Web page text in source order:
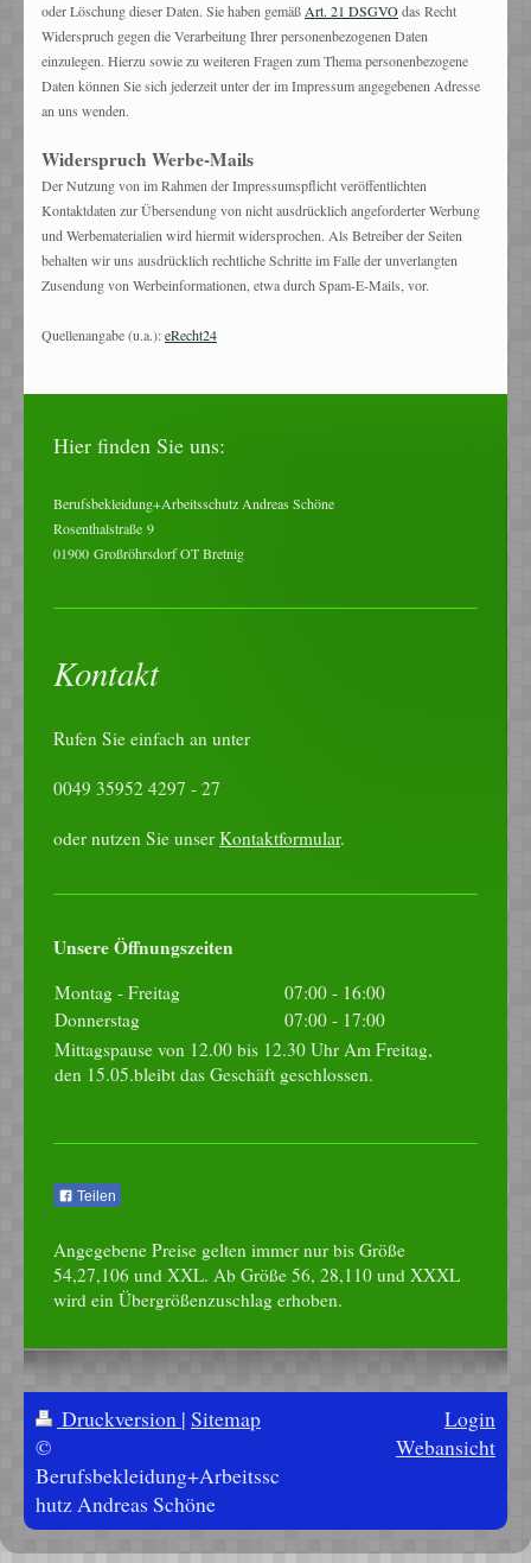
oder Löschung dieser Daten. Sie haben gemäß Art. 21 DSGVOdas Recht
Widerspruch gegen die Verarbeitung Ihrer personenbezogenen Daten
einzulegen. Hierzu sowie zu weiteren Fragen zum Thema personenbezogene
Daten können Sie sich jederzeit unter der im Impressum angegebenen Adresse
an uns wenden.
Widerspruch Werbe-Mails
Der Nutzung von im Rahmen der Impressumspflicht veröffentlichten
Kontaktdaten zur Übersendung von nicht ausdrücklich angeforderter Werbung
und Werbematerialien wird hiermit widersprochen. Als Betreiber der Seiten
behalten wir uns ausdrücklich rechtliche Schritte im Falle der unverlangten
Zusendung von Werbeinformationen, etwa durch Spam-E-Mails, vor.
Quellenangabe (u.a.):eRecht24
Hier finden Sie uns:
Berufsbekleidung+Arbeitsschutz Andreas Schöne
Rosenthalstraße 9
01900 Großröhrsdorf OT Bretnig
Kontakt
Rufen Sie einfach an unter
0049 35952 4297 - 27
oder nutzen Sie unser Kontaktformular.
Unsere Öffnungszeiten
Montag - Freitag 07:00 - 16:00
Donnerstag
07:00 - 17:00
Mittagspause von 12.00 bis 12.30 Uhr Am Freitag,
den 15.05.bleibt das Geschäft geschlossen.
Teilen
Angegebene Preise gelten immer nur bis Größe
54,27,106 und XXL. Ab Größe 56, 28,110 und XXXL
wird ein Übergrößenzuschlag erhoben.
Druckversion | Sitemap
©
Berufsbekleidung+Arbeitssc
hutz Andreas Schöne
Login
Webansicht